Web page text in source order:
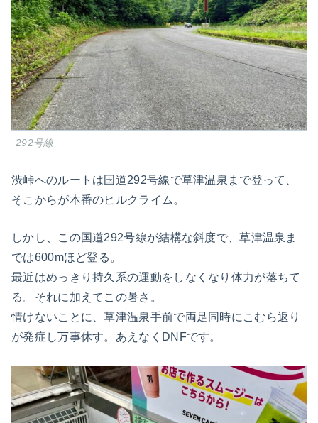
292号線
渋峠へのルートは国道292号線で草津温泉まで登って、
そこからが本番のヒルクライム。
しかし、この国道292号線が結構な斜度で、草津温泉ま
では600mほど登る。
最近はめっきり持久系の運動をしなくなり体力が落ちて
る。それに加えてこの暑さ。
情けないことに、草津温泉手前で両足同時にこむら返り
が発症し万事休す。あえなくDNFです。